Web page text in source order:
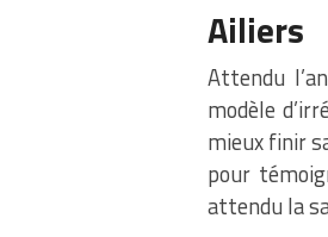
Ailiers
Attendu
modèle
mieux finir
pour
attendu la